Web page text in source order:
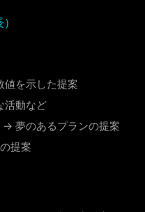
を示した提案
活動など
→ 夢のあるプランの提案
提案